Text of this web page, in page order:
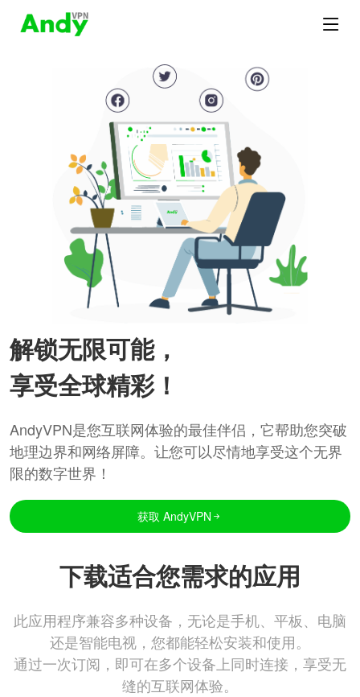
解锁无限可能，
享受全球精彩！
AndyVPN是您互联网体验的最佳伴侣，它帮助您突破
地理边界和网络屏障。让您可以尽情地享受这个无界
限的数字世界！
获取 AndyVPN
下载适合您需求的应用
此应用程序兼容多种设备，无论是手机、平板、电脑
还是智能电视，您都能轻松安装和使用。
通过一次订阅，即可在多个设备上同时连接，享受无
缝的互联网体验。